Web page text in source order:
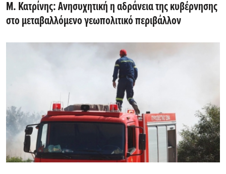
Μ. Κατρίνης: Ανησυχητική η αδράνεια της κυβέρνησης
στο μεταβαλλόμενο γεωπολιτικό περιβάλλον